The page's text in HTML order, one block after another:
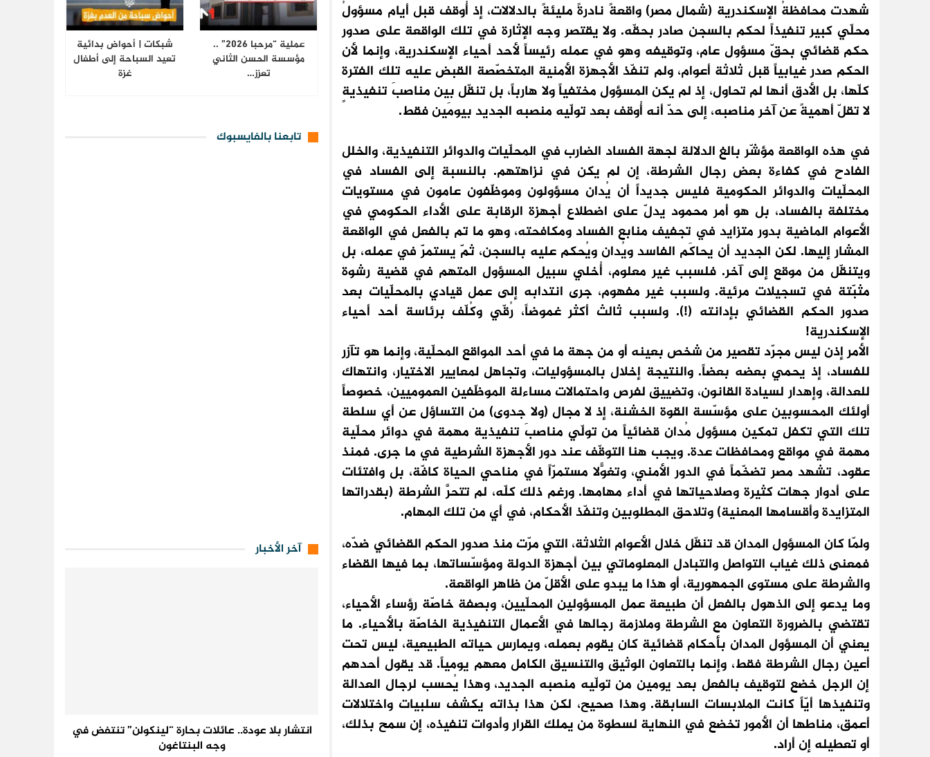
شهدت محافظةُ الإسكندرية (شمال مصر) واقعةً نادرةً مليئةً بالدلالات، إذ أُوقف قبل أيام مسؤولُ
محلّي كبير تنفيذاً لحكم بالسجن صادر بحقّه. ولا يقتصر وجه الإثارة في تلك الواقعة على صدور
حكم قضائي بحقّ مسؤول عام، وتوقيفه وهو في عمله رئيساً لأحد أحياء الإسكندرية، وإنما لأن
الحكم صدر غيابياً قبل ثلاثة أعوام، ولم تنفّذ الأجهزة الأمنية المتخصّصة القبض عليه تلك الفترة
كلّها، بل الأدق أنها لم تحاول، إذ لم يكن المسؤول مختفياً ولا هارباً، بل تنقّل بين مناصبَ تنفيذيةٍ
لا تقلّ أهميةً عن آخر مناصبه، إلى حدّ أنه أُوقف بعد تولّيه منصبه الجديد بيومَين فقط.
في هذه الواقعة مؤشّر بالغ الدلالة لجهة الفساد الضارب في المحلّيات والدوائر التنفيذية، والخلل
الفادح في كفاءة بعض رجال الشرطة، إن لم يكن في نزاهتهم. بالنسبة إلى الفساد في
المحلّيات والدوائر الحكومية فليس جديداً أن يُدان مسؤولون وموظّفون عامون في مستويات
مختلفة بالفساد، بل هو أمر محمود يدلّ على اضطلاع أجهزة الرقابة على الأداء الحكومي في
الأعوام الماضية بدور متزايد في تجفيف منابع الفساد ومكافحته، وهو ما تم بالفعل في الواقعة
المشار إليها. لكن الجديد أن يحاكَم الفاسد ويُدان ويُحكم عليه بالسجن، ثمّ يستمرّ في عمله، بل
ويتنقّل من موقع إلى آخر. فلسبب غير معلوم، أُخلي سبيل المسؤول المتهم في قضية رشوة
مثبّتة في تسجيلات مرئية. ولسبب غير مفهوم، جرى انتدابه إلى عمل قيادي بالمحلّيات بعد
صدور الحكم القضائي بإدانته (!). ولسبب ثالث أكثر غموضاً، رُقّي وكُلّف برئاسة أحد أحياء
الإسكندرية!
الأمر إذن ليس مجرّد تقصير من شخص بعينه أو من جهة ما في أحد المواقع المحلّية، وإنما هو تآزر
للفساد، إذ يحمي بعضه بعضاً. والنتيجة إخلال بالمسؤوليات، وتجاهل لمعايير الاختيار، وانتهاك
للعدالة، وإهدار لسيادة القانون، وتضييق لفرص واحتمالات مساءلة الموظّفين العموميين، خصوصاً
أولئك المحسوبين على مؤسّسة القوة الخشنة، إذ لا مجال (ولا جدوى) من التساؤل عن أي سلطة
تلك التي تكفل تمكين مسؤول مُدان قضائياً من تولّي مناصبَ تنفيذية مهمة في دوائر محلّية
مهمة في مواقع ومحافظات عدة. ويجب هنا التوقّف عند دور الأجهزة الشرطية في ما جرى. فمنذ
عقود، تشهد مصر تضخّماً في الدور الأمني، وتغوّلاً مستمرّاً في مناحي الحياة كافّة، بل وافتئات
على أدوار جهات كثيرة وصلاحياتها في أداء مهامها. ورغم ذلك كلّه، لم تتحرَّ الشرطة (بقدراتها
المتزايدة وأقسامها المعنية) وتلاحق المطلوبين وتنفّذ الأحكام، في أي من تلك المهام.
ولمّا كان المسؤول المدان قد تنقّل خلال الأعوام الثلاثة، التي مرّت منذ صدور الحكم القضائي ضدّه،
فمعنى ذلك غياب التواصل والتبادل المعلوماتي بين أجهزة الدولة ومؤسّساتها، بما فيها القضاء
والشرطة على مستوى الجمهورية، أو هذا ما يبدو على الأقلّ من ظاهر الواقعة.
وما يدعو إلى الذهول بالفعل أن طبيعة عمل المسؤولين المحلّيين، وبصفة خاصّة رؤساء الأحياء،
تقتضي بالضرورة التعاون مع الشرطة وملازمة رجالها في الأعمال التنفيذية الخاصّة بالأحياء. ما
يعني أن المسؤول المدان بأحكام قضائية كان يقوم بعمله، ويمارس حياته الطبيعية، ليس تحت
أعين رجال الشرطة فقط، وإنما بالتعاون الوثيق والتنسيق الكامل معهم يومياً. قد يقول أحدهم
إن الرجل خضع لتوقيف بالفعل بعد يومين من تولّيه منصبه الجديد، وهذا يُحسب لرجال العدالة
وتنفيذها أيّاً كانت الملابسات السابقة. وهذا صحيح، لكن هذا بذاته يكشف سلبيات واختلالات
أعمق، مناطها أن الأمور تخضع في النهاية لسطوة من يملك القرار وأدوات تنفيذه، إن سمح بذلك،
أو تعطيله إن أراد.
عملية “مرحبا 2026” ..
مؤسسة الحسن الثاني
تعزز…
شبكات | أحواض بدائية
تعيد السباحة إلى أطفال
غزة
تابعنا بالفايسبوك
آخر الأخبار
انتشار بلا عودة.. عائلات بحارة “لينكولن” تنتفض في
وجه البنتاغون